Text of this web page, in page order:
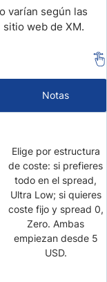
varían según las
web de XM.
Notas
Elige por estructura
de coste: si prefieres
todo en el spread,
Ultra Low; si quieres
coste fijo y spread 0,
Zero. Ambas
empiezan desde 5
USD.